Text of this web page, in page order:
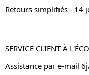
Retours simplifiés - 14
SERVICE CLIENT À
Assistance par e-mail